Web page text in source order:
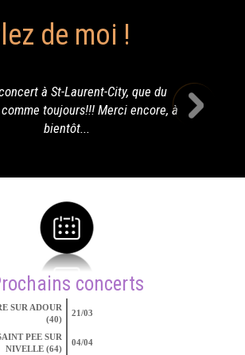
de moi !
à St-Laurent-City, que du
comme toujours!!! Merci encore, à
bientôt...
concerts
SUR ADOUR
(40)
21/03
PEE SUR
NIVELLE (64)
04/04